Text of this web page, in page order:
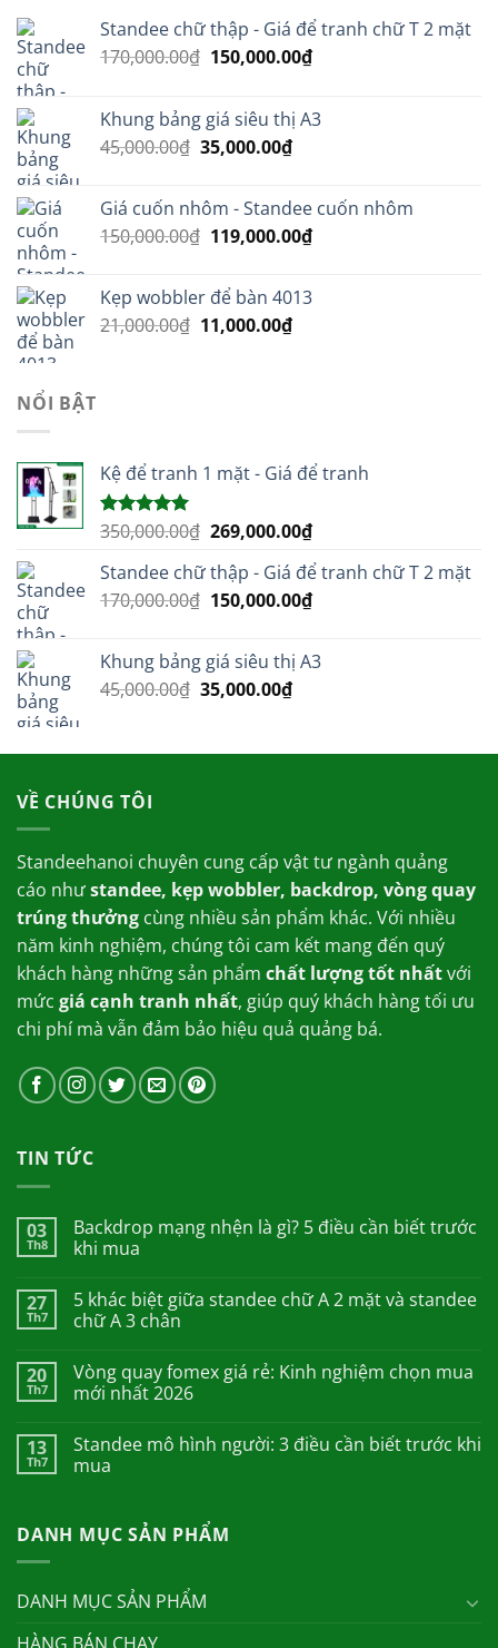
Standee chữ thập - Giá để tranh chữ T 2 mặt
170,000.00₫ Giá
170,000.00₫.
150,000.00₫Giá
là:
Khung bảng giá siêu thị A3
45,000.00₫ Giá
45,000.00₫.
35,000.00₫Giá
là:
35,000.00₫.
Giá cuốn nhôm - Standee cuốn nhôm
150,000.00₫ Giá
150,000.00₫.
119,000.00₫Giá
là:
Kẹp wobbler để bàn 4013
21,000.00₫ Giá
11,000.00₫Giá
NỔI BẬT
Kệ để tranh 1 mặt - Giá để tranh
Được xếp
5 sao
350,000.00₫ Giá
là:
350,000.00₫.
269,000.00₫Giá
tại
là:
Standee chữ thập - Giá để tranh chữ T 2 mặt
170,000.00₫ Giá
170,000.00₫.
150,000.00₫Giá
là:
Khung bảng giá siêu thị A3
45,000.00₫ Giá
45,000.00₫.
35,000.00₫Giá
là:
VỀ CHÚNG TÔI
Standeehanoi chuyên cung cấp vật tư ngành quảng
cáo nhưstandee, kẹp wobbler, backdrop, vòng quay
trúng thưởng cùng nhiều sản phẩm khác. Với nhiều
năm kinh nghiệm, chúng tôi cam kết mang đến quý
khách hàng những sản phẩm chất lượng tốt nhấtvới
mức giá cạnh tranh nhất, giúp quý khách hàng tối ưu
chi phí mà vẫn đảm bảo hiệu quả quảng bá.
TIN TỨC
03
Th8
Backdrop mạng nhện là gì? 5 điều cần biết trước
khi mua
27
Th7
5 khác biệt giữa standee chữ A 2 mặt và standee
chữ A 3 chân
20
Th7
Vòng quay fomex giá rẻ: Kinh nghiệm chọn mua
mới nhất 2026
13
Th7
Standee mô hình người: 3 điều cần biết trước khi
mua
DANH MỤC SẢN PHẨM
DANH MỤC SẢN PHẨM